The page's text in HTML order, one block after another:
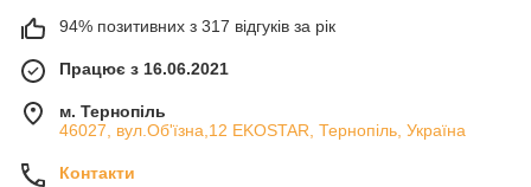
94% позитивних з 317 відгуків за рік
Працює з 16.06.2021
м. Тернопіль
46027, вул.Об'їзна,12 EKOSTAR, Тернопіль, Україна
Контакти